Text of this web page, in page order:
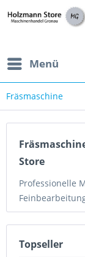
Menü
Fräsmaschine
Store
Professionelle
Topseller